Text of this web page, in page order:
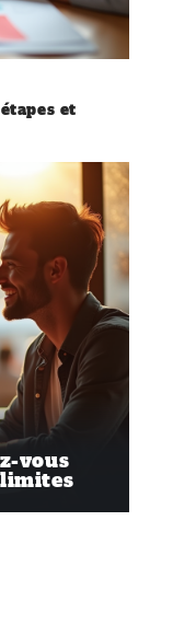
et
vous